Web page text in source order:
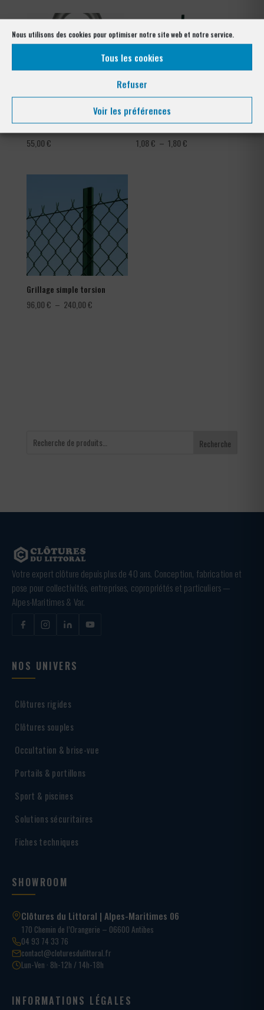
Nous utilisons des cookies pour optimiser notre site web et notre service.
Tous les cookies
Refuser
Voir les préférences
Crampillons
55,00€
Tendeur Plastifié
1,08€ – 1,80€
Grillage simple torsion
96,00€ – 240,00€Plage
Recherche
Votre expert clôture depuis plus de 40 ans. Conception, fabrication et
pose pour collectivités, entreprises, copropriétés et particuliers —
Alpes-Maritimes & Var.
NOS UNIVERS
Clôtures rigides
Clôtures souples
Occultation & brise-vue
Portails & portillons
Sport & piscines
Solutions sécuritaires
Fiches techniques
SHOWROOM
Clôtures du Littoral | Alpes-Maritimes 06
170 Chemin de l’Orangerie – 06600 Antibes
04 93 74 33 76
contact@cloturesdulittoral.fr
Lun-Ven · 8h-12h / 14h-18h
INFORMATIONS LÉGALES